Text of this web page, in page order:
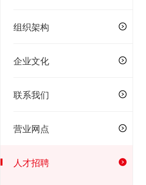
组织架构
企业文化
联系我们
营业网点
人才招聘